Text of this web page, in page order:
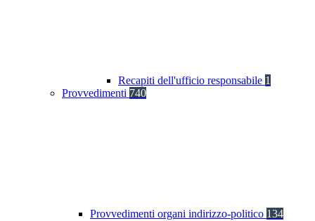
Recapiti dell'ufficio responsabile 1
Provvedimenti 740
Provvedimenti organi indirizzo-politico 134